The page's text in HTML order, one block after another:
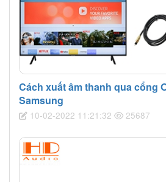
Cách xuất âm thanh qua cổng
Samsung
10-02-2022 11:21:32 25687